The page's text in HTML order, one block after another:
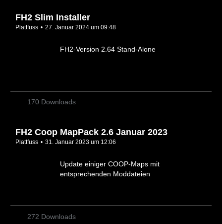
FH2 Slim Installer
Plattfuss 27. Januar 2024 um 09:48
FH2-Version 2.64 Stand-Alone
170 Downloads
FH2 Coop MapPack 2.6 Januar 2023
Plattfuss 31. Januar 2023 um 12:06
Update einiger COOP-Maps mit
entsprechenden Moddateien
272 Downloads